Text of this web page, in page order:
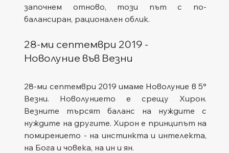
започнем отново, този път с по-
балансиран, рационален облик.
28-ми септември 2019 -
Новолуние във Везни
28-ми септември 2019 имаме Новолуние в 5°
Везни. Новолунието е срещу Хирон.
Везните търсят баланс на нуждите с
нуждите на другите. Хирон е принципът на
помирението - на инстинкта и интелекта,
на Бога и човека, на ин и ян.